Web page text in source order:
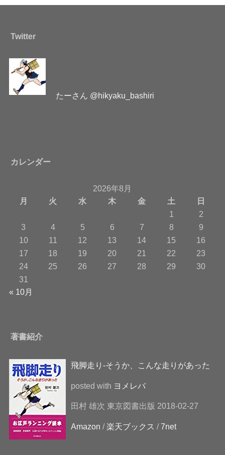
Twitter
たーさん @hikyaku_bashiri
カレンダー
2026年8月
月
火 水 木 金 土
日
1
2
3
4 5 6 7 8
9
10
11 12 13 14 15
16
17
18 19 20 21 22
23
24
25 26 27 28 29
30
31
« 10月
著書紹介
飛脚走り-そうか、こんな走りがあった
posted with ヨメレバ
田村 雄次 東京図書出版 2018-02-27
Amazon /楽天ブックス /7net